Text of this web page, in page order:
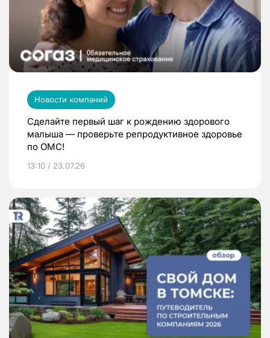
Новости компаний
Сделайте первый шаг к рождению здорового
малыша — проверьте репродуктивное здоровье
по ОМС!
13:10 / 23.07.26